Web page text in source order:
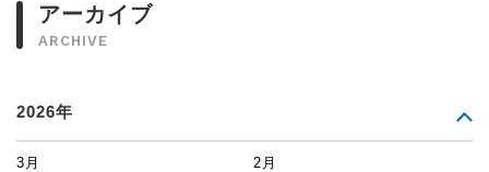
アーカイブ
ARCHIVE
2026年
3月 2月